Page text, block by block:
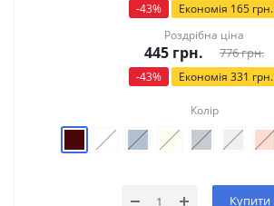
-43% Економія 165грн.
Роздрібна ціна
445 грн. 776грн.
-43% Економія 331 грн.
Колір
Купити